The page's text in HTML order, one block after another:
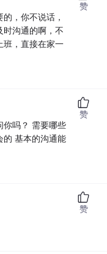
，你不说话，
时沟通的啊，不
班，直接在家一
赞
你吗？ 需要哪些
的 基本的沟通能
赞
赞